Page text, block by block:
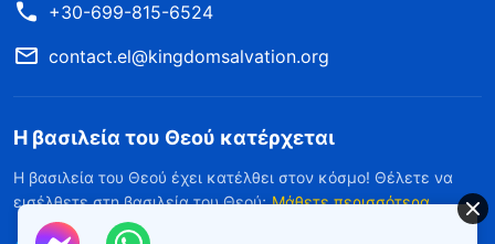
+30-699-815-6524
contact.el@kingdomsalvation.org
Η βασιλεία του Θεού κατέρχεται
Η βασιλεία του Θεού έχει κατέλθει στον κόσμο! Θέλετε να
εισέλθετε στη βασιλεία του Θεού; Μάθετε περισσότερα